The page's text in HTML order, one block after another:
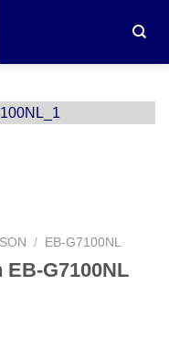
/ EB-G7100NL
G7100NL